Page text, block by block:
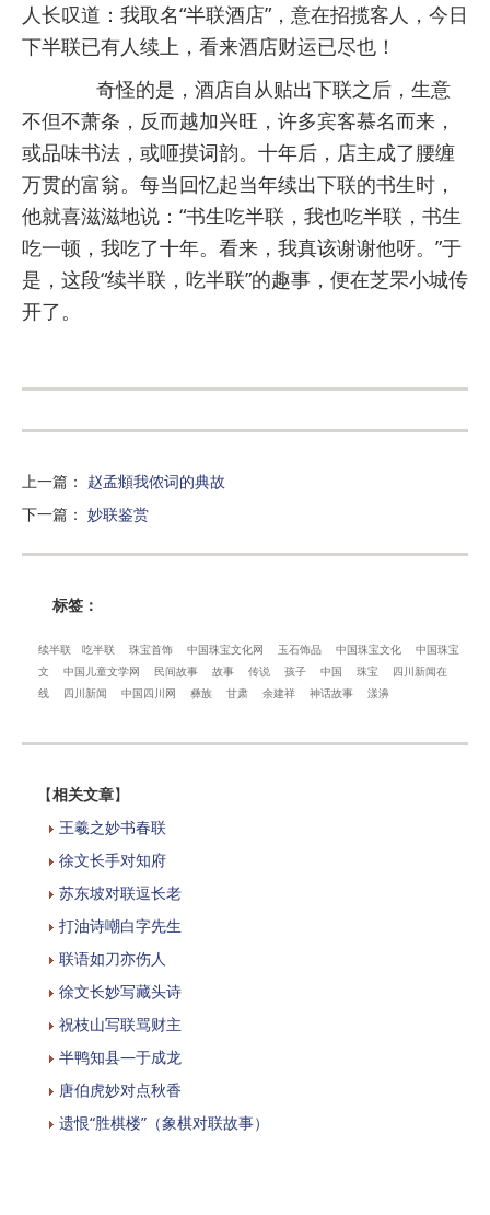
人长叹道：我取名“半联酒店”，意在招揽客人，今日
下半联已有人续上，看来酒店财运已尽也！
奇怪的是，酒店自从贴出下联之后，生意
不但不萧条，反而越加兴旺，许多宾客慕名而来，
或品味书法，或咂摸词韵。十年后，店主成了腰缠
万贯的富翁。每当回忆起当年续出下联的书生时，
他就喜滋滋地说：“书生吃半联，我也吃半联，书生
吃一顿，我吃了十年。看来，我真该谢谢他呀。”于
是，这段“续半联，吃半联”的趣事，便在芝罘小城传
开了。
上一篇 ： 赵孟頫我侬词的典故
下一篇 ： 妙联鉴赏
标签：
续半联 吃半联 珠宝首饰 中国珠宝文化网 玉石饰品 中国珠宝文化
中国珠宝
文
中国儿童文学网 民间故事 故事 传说 孩子 中国 珠宝
四川新闻在
线
四川新闻 中国四川网 彝族 甘肃 余建祥 神话故事 漾濞
【相关文章】
王羲之妙书春联
徐文长手对知府
苏东坡对联逗长老
打油诗嘲白字先生
联语如刀亦伤人
徐文长妙写藏头诗
祝枝山写联骂财主
半鸭知县—于成龙
唐伯虎妙对点秋香
遗恨“胜棋楼”（象棋对联故事）